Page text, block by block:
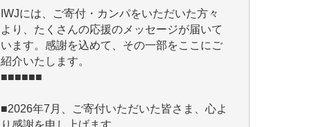
います。感謝を込めて、その一部をここにご
紹介いたします。
■■■■■■
■2026年7月、ご寄付いただいた皆さま、心よ
Y.H. 様